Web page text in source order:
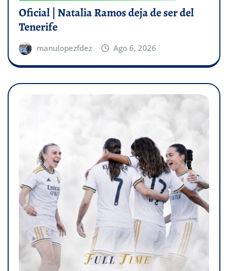
Oficial | Natalia Ramos deja de ser del
Tenerife
manulopezfdez Ago 6, 2026